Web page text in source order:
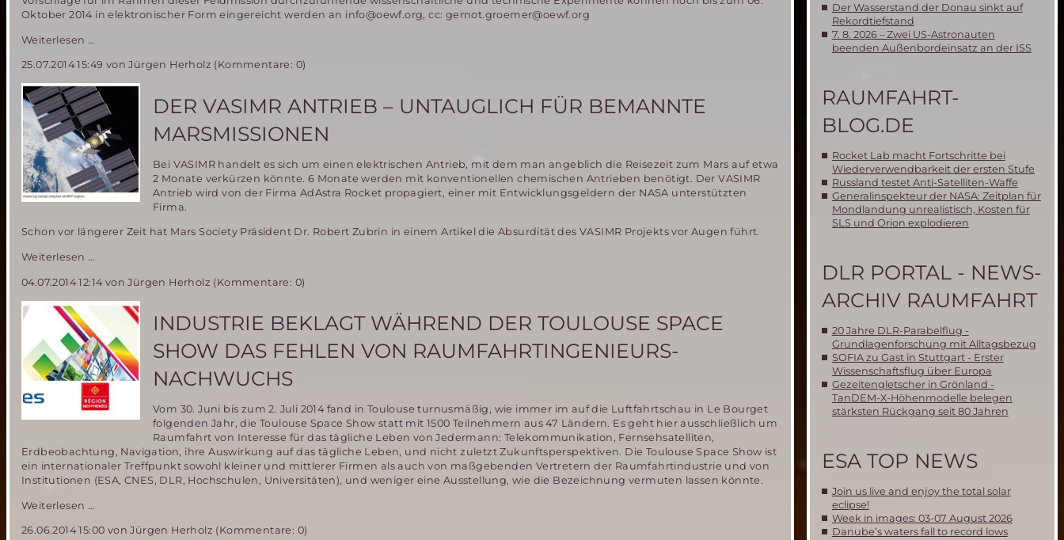
Oktober 2014 in elektronischer Form eingereicht werden an info@oewf.org, cc: gernot.groemer@oewf.org
Weiterlesen …
neue
Mars
Analog
Mission
„AMADEE-
15“
an
25.07.2014 15:49 von Jürgen Herholz (Kommentare: 0)
DER VASIMR ANTRIEB – UNTAUGLICH FÜR BEMANNTE
MARSMISSIONEN
Bei VASIMR handelt es sich um einen elektrischen Antrieb, mit dem man angeblich die Reisezeit zum Mars auf etwa
2 Monate verkürzen könnte. 6 Monate werden mit konventionellen chemischen Antrieben benötigt. Der VASIMR
Antrieb wird von der Firma AdAstra Rocket propagiert, einer mit Entwicklungsgeldern der NASA unterstützten
Firma.
Schon vor längerer Zeit hat Mars Society Präsident Dr. Robert Zubrin in einem Artikel die Absurdität des VASIMR Projekts vor Augen führt.
Weiterlesen …
Antrieb
–
untauglich
bemannte
Marsmissionen
04.07.2014 12:14von Jürgen Herholz (Kommentare: 0)
INDUSTRIE BEKLAGT WÄHREND DER TOULOUSE SPACE
SHOW DAS FEHLEN VON RAUMFAHRTINGENIEURS-
NACHWUCHS
Vom 30. Juni bis zum 2. Juli 2014 fand in Toulouse turnusmäßig, wie immer im auf die Luftfahrtschau in Le Bourget
folgenden Jahr, die Toulouse Space Show statt mit 1500 Teilnehmern aus 47 Ländern. Es geht hier ausschließlich um
Raumfahrt von Interesse für das tägliche Leben von Jedermann: Telekommunikation, Fernsehsatelliten,
Erdbeobachtung, Navigation, ihre Auswirkung auf das tägliche Leben, und nicht zuletzt Zukunftsperspektiven. Die Toulouse Space Show ist
ein internationaler Treffpunkt sowohl kleiner und mittlerer Firmen als auch von maßgebenden Vertretern der Raumfahrtindustrie und von
Institutionen (ESA, CNES, DLR, Hochschulen, Universitäten), und weniger eine Ausstellung, wie die Bezeichnung vermuten lassen könnte.
Weiterlesen …
während
26.06.2014 15:00 von Jürgen Herholz (Kommentare: 0)
Der Wasserstand der Donau sinkt auf
Rekordtiefstand
7. 8. 2026 – Zwei US-Astronauten
beenden Außenbordeinsatz an der ISS
RAUMFAHRT-
BLOG.DE
Rocket Lab macht Fortschritte bei
Wiederverwendbarkeit der ersten Stufe
Russland testet Anti-Satelliten-Waffe
Generalinspekteur der NASA: Zeitplan für
Mondlandung unrealistisch, Kosten für
SLS und Orion explodieren
DLR PORTAL - NEWS-
ARCHIV RAUMFAHRT
20 Jahre DLR-Parabelflug -
Grundlagenforschung mit Alltagsbezug
SOFIA zu Gast in Stuttgart - Erster
Wissenschaftsflug über Europa
Gezeitengletscher in Grönland -
TanDEM-X-Höhenmodelle belegen
stärksten Rückgang seit 80 Jahren
ESA TOP NEWS
Join us live and enjoy the total solar
eclipse!
Week in images: 03-07 August 2026
Danube’s waters fall to record lows